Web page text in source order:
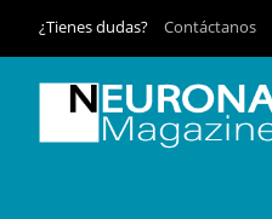
¿Tienes dudas? Contáctanos